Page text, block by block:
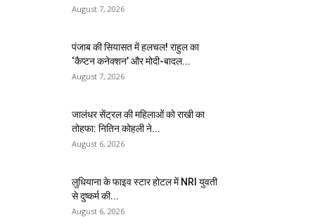
August 7, 2026
पंजाब की सियासत में हलचल! राहुल का
‘कैप्टन कनेक्शन’ और मोदी-बादल...
August 7, 2026
जालंधर सेंट्रल की महिलाओं को राखी का
तोहफा: नितिन कोहली ने...
August 6, 2026
लुधियाना के फाइव स्टार होटल में NRI युवती
से दुष्कर्म की...
August 6, 2026